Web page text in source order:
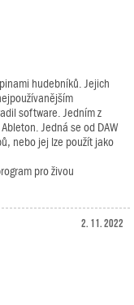
hudebníků. Jejich
software. Jedním z
Jedná se od DAW
nebo jej lze použít jako
pro živou
2. 11. 2022